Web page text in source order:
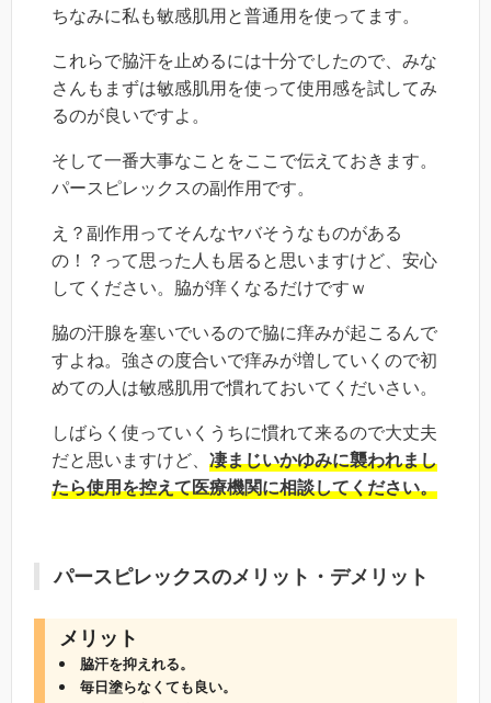
ちなみに私も敏感肌用と普通用を使ってます。
これらで脇汗を止めるには十分でしたので、みな
さんもまずは敏感肌用を使って使用感を試してみ
るのが良いですよ。
そして一番大事なことをここで伝えておきます。
パースピレックスの副作用です。
え？副作用ってそんなヤバそうなものがある
の！？って思った人も居ると思いますけど、安心
してください。脇が痒くなるだけですｗ
脇の汗腺を塞いでいるので脇に痒みが起こるんで
すよね。強さの度合いで痒みが増していくので初
めての人は敏感肌用で慣れておいてくだいさい。
しばらく使っていくうちに慣れて来るので大丈夫
だと思いますけど、 凄まじいかゆみに襲われまし
たら使用を控えて医療機関に相談してください。
パースピレックスのメリット・デメリット
メリット
脇汗を抑えれる。
毎日塗らなくても良い。